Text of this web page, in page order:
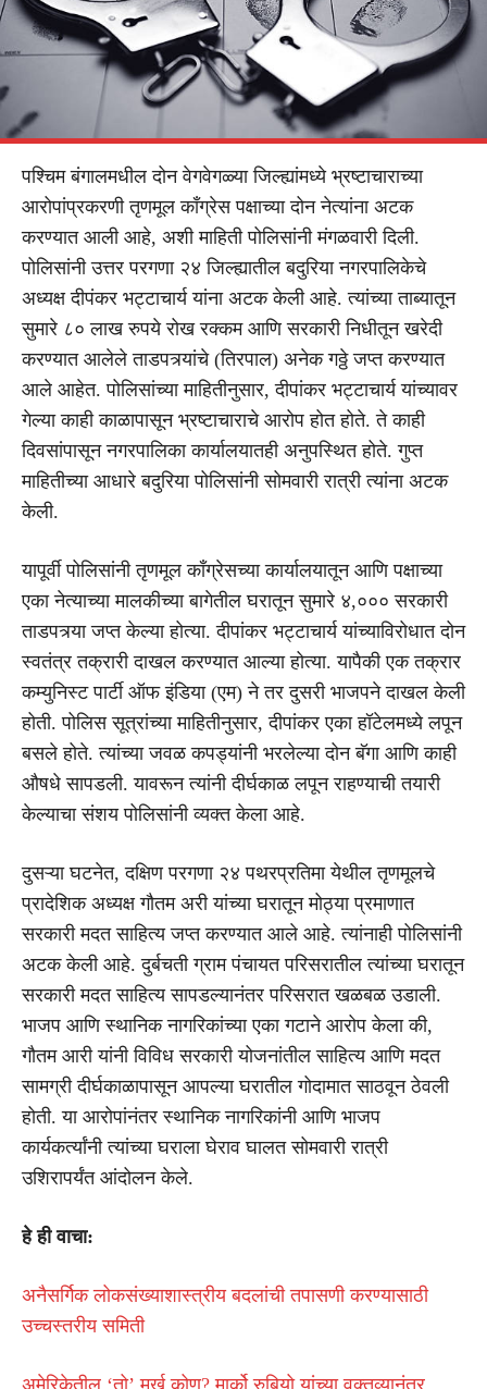
पश्चिम बंगालमधील दोन वेगवेगळ्या जिल्ह्यांमध्ये भ्रष्टाचाराच्या
आरोपांप्रकरणी तृणमूल कॉंग्रेस पक्षाच्या दोन नेत्यांना अटक
करण्यात आली आहे, अशी माहिती पोलिसांनी मंगळवारी दिली.
पोलिसांनी उत्तर परगणा २४ जिल्ह्यातील बदुरिया नगरपालिकेचे
अध्यक्ष दीपंकर भट्टाचार्य यांना अटक केली आहे. त्यांच्या ताब्यातून
सुमारे ८० लाख रुपये रोख रक्कम आणि सरकारी निधीतून खरेदी
करण्यात आलेले ताडपत्र्यांचे (तिरपाल) अनेक गठ्ठे जप्त करण्यात
आले आहेत. पोलिसांच्या माहितीनुसार, दीपांकर भट्टाचार्य यांच्यावर
गेल्या काही काळापासून भ्रष्टाचाराचे आरोप होत होते. ते काही
दिवसांपासून नगरपालिका कार्यालयातही अनुपस्थित होते. गुप्त
माहितीच्या आधारे बदुरिया पोलिसांनी सोमवारी रात्री त्यांना अटक
केली.
यापूर्वी पोलिसांनी तृणमूल काँग्रेसच्या कार्यालयातून आणि पक्षाच्या
एका नेत्याच्या मालकीच्या बागेतील घरातून सुमारे ४,००० सरकारी
ताडपत्र्या जप्त केल्या होत्या. दीपांकर भट्टाचार्य यांच्याविरोधात दोन
स्वतंत्र तक्रारी दाखल करण्यात आल्या होत्या. यापैकी एक तक्रार
कम्युनिस्ट पार्टी ऑफ इंडिया (एम) ने तर दुसरी भाजपने दाखल केली
होती. पोलिस सूत्रांच्या माहितीनुसार, दीपांकर एका हॉटेलमध्ये लपून
बसले होते. त्यांच्या जवळ कपड्यांनी भरलेल्या दोन बॅगा आणि काही
औषधे सापडली. यावरून त्यांनी दीर्घकाळ लपून राहण्याची तयारी
केल्याचा संशय पोलिसांनी व्यक्त केला आहे.
दुसऱ्या घटनेत, दक्षिण परगणा २४ पथरप्रतिमा येथील तृणमूलचे
प्रादेशिक अध्यक्ष गौतम अरी यांच्या घरातून मोठ्या प्रमाणात
सरकारी मदत साहित्य जप्त करण्यात आले आहे. त्यांनाही पोलिसांनी
अटक केली आहे. दुर्बचती ग्राम पंचायत परिसरातील त्यांच्या घरातून
सरकारी मदत साहित्य सापडल्यानंतर परिसरात खळबळ उडाली.
भाजप आणि स्थानिक नागरिकांच्या एका गटाने आरोप केला की,
गौतम आरी यांनी विविध सरकारी योजनांतील साहित्य आणि मदत
सामग्री दीर्घकाळापासून आपल्या घरातील गोदामात साठवून ठेवली
होती. या आरोपांनंतर स्थानिक नागरिकांनी आणि भाजप
कार्यकर्त्यांनी त्यांच्या घराला घेराव घालत सोमवारी रात्री
उशिरापर्यंत आंदोलन केले.
हे ही वाचा:
अनैसर्गिक लोकसंख्याशास्त्रीय बदलांची तपासणी करण्यासाठी
उच्चस्तरीय समिती
अमेरिकेतील ‘तो’ मूर्ख कोण? मार्को रुबियो यांच्या वक्तव्यानंतर